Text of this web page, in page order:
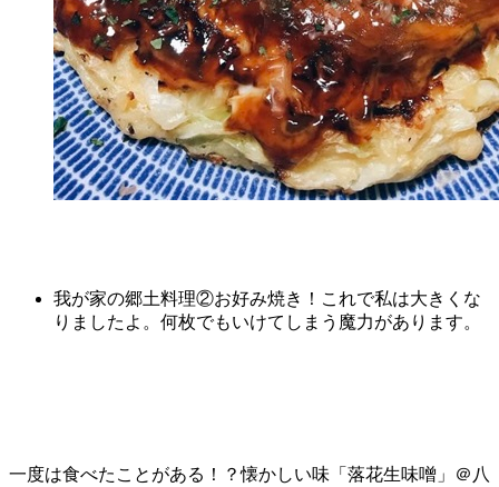
我が家の郷土料理②お好み焼き！これで私は大きくな
りましたよ。何枚でもいけてしまう魔力があります。
一度は食べたことがある！？懐かしい味「落花生味噌」＠八